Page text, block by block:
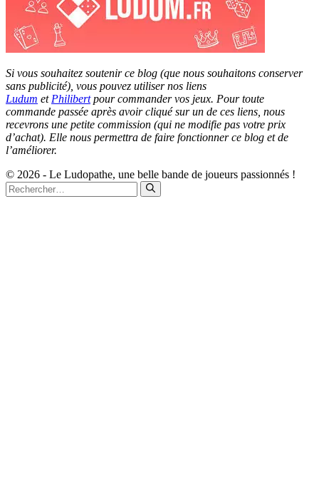
Si vous souhaitez soutenir ce blog (que nous souhaitons conserver
sans publicité), vous pouvez utiliser nos liens
Ludum et Philibertpour commander vos jeux. Pour toute
commande passée après avoir cliqué sur un de ces liens, nous
recevrons une petite commission (qui ne modifie pas votre prix
d’achat). Elle nous permettra de faire fonctionner ce blog et de
l’améliorer.
© 2026 - Le Ludopathe, une belle bande de joueurs passionnés !
Rechercher :